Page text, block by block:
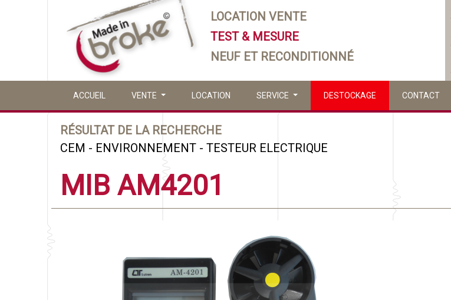
LOCATION VENTE
TEST & MESURE
NEUF ET RECONDITIONNÉ
ACCUEIL VENTE LOCATION SERVICE DESTOCKAGE CONTACT
RÉSULTAT DE LA RECHERCHE
CEM - ENVIRONNEMENT - TESTEUR ELECTRIQUE
MIB AM4201